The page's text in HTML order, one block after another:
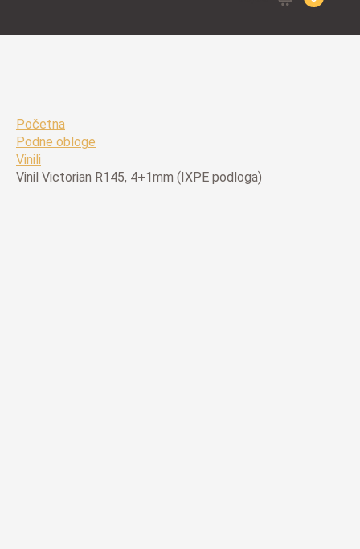
Početna
Podne obloge
Vinili
Vinil Victorian R145, 4+1mm (IXPE podloga)